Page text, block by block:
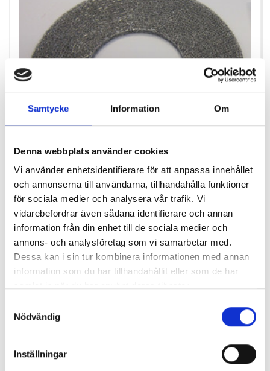
Samtycke Information Om
Denna webbplats använder cookies
Vi använder enhetsidentifierare för att anpassa innehållet
och annonserna till användarna, tillhandahålla funktioner
för sociala medier och analysera vår trafik. Vi
vidarebefordrar även sådana identifierare och annan
information från din enhet till de sociala medier och
annons- och analysföretag som vi samarbetar med.
Dessa kan i sin tur kombinera informationen med annan
information som du har tillhandahållit eller som de har
Nödvändig
Inställningar
CYLINDA PRIMA FETTFILTER METALL
Pris
290,00 kr
Antal i lager: 3